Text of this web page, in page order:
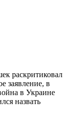
раскритиковал
заявление, в
в Украине
назвать